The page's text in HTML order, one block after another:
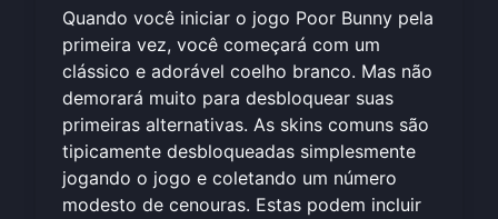
Quando você iniciar o jogo Poor Bunny pela
primeira vez, você começará com um
clássico e adorável coelho branco. Mas não
demorará muito para desbloquear suas
primeiras alternativas. As skins comuns são
tipicamente desbloqueadas simplesmente
jogando o jogo e coletando um número
modesto de cenouras. Estas podem incluir